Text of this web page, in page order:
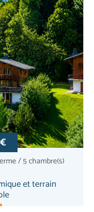
/ 5 chambre(s)
et terrain